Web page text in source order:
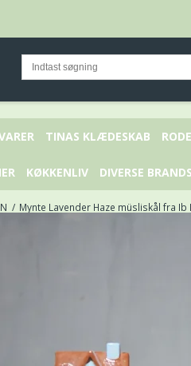
TINAS KLÆDESKAB
KØKKENLIV DIVERSE BRANDS
/ Mynte Lavender Haze müsliskål fra Ib